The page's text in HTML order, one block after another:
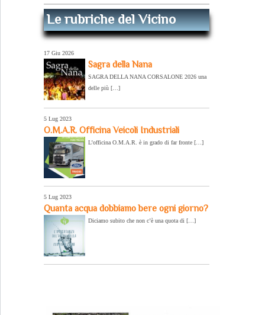
Le rubriche del Vicino
17 Giu 2026
Sagra della Nana
SAGRA DELLA NANA CORSALONE 2026 una
delle più […]
5 Lug 2023
O.M.A.R. Officina Veicoli Industriali
L’officina O.M.A.R. è in grado di far fronte […]
5 Lug 2023
Quanta acqua dobbiamo bere ogni giorno?
Diciamo subito che non c’è una quota di […]